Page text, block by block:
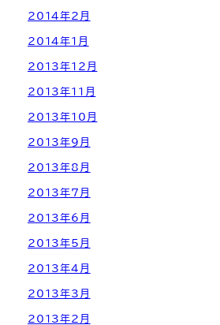
2014年2月
2014年1月
2013年12月
2013年11月
2013年10月
2013年9月
2013年8月
2013年7月
2013年6月
2013年5月
2013年4月
2013年3月
2013年2月